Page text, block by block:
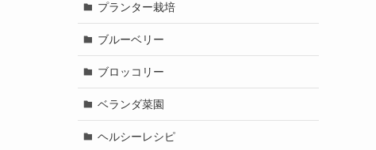
プランター栽培
ブルーベリー
ブロッコリー
ベランダ菜園
ヘルシーレシピ